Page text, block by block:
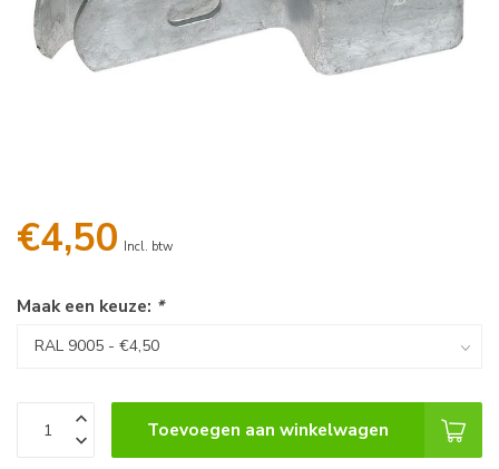
€4,50 Incl. btw
Maak een keuze: *
Toevoegen aan winkelwagen